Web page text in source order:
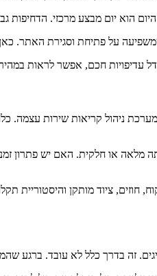
יום מבצע מרכזי. הדחיפות
על פתיחת וסגירת האתר. כאן
עדיפויות חכם, אפשר לראות
מערכת ניהול קריאות שירות
או חלקית. האם יש פתרון
חוזים, ציוד מותקן
זה בדרך כלל לא עובד. ברגע